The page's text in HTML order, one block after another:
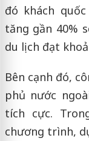
đó khách
tăng gần 40%
du lịch đạt
Bên cạnh đó,
phủ nước
tích cực.
chương trình,